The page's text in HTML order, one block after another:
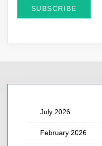
July 2026
February 2026